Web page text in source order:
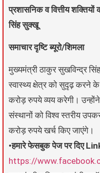
प्रशासनिक व वित्तीय
सिंह सुक्खू
समाचार दृष्टि ब्यूरो/शिमला
मुख्यमंत्री ठाकुर सुखविन्द्र
स्वास्थ्य क्षेत्र को सुदृढ़ करने
करोड़ रुपये व्यय करेगी। उन्होंने
संस्थानों को विश्व स्तरीय
करोड़ रुपये खर्च किए जाएंगे।
•हमारे फेसबुक पेज पर दिए
https://